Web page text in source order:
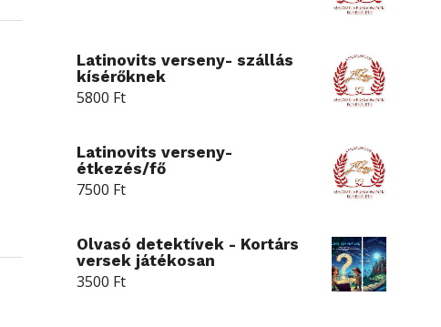
Latinovits verseny- szállás
kísérőknek
5800 Ft
Latinovits verseny-
étkezés/fő
7500 Ft
Olvasó detektívek - Kortárs
versek játékosan
3500 Ft